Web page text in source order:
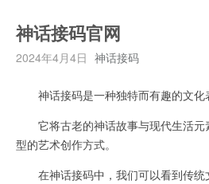
神话接码官网
2024年4月4日 神话接码
神话接码是一种独特而有趣的文化
它将古老的神话故事与现代生活元
型的艺术创作方式。
在神话接码中，我们可以看到传统